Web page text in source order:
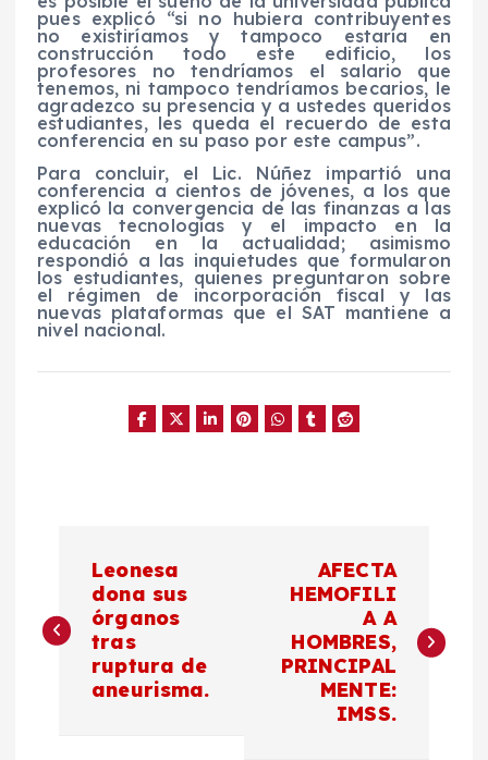
pues explicó “si no hubiera contribuyentes
no existiríamos y tampoco estaría en
construcción todo este edificio, los
profesores no tendríamos el salario que
tenemos, ni tampoco tendríamos becarios, le
agradezco su presencia y a ustedes queridos
estudiantes, les queda el recuerdo de esta
conferencia en su paso por este campus”.
Para concluir, el Lic. Núñez impartió una
conferencia a cientos de jóvenes, a los que
explicó la convergencia de las finanzas a las
nuevas tecnologías y el impacto en la
educación en la actualidad; asimismo
respondió a las inquietudes que formularon
los estudiantes, quienes preguntaron sobre
el régimen de incorporación fiscal y las
nuevas plataformas que el SAT mantiene a
nivel nacional.
a
v
Leonesa
dona sus
órganos
tras
ruptura de
aneurisma.
AFECTA
HEMOFILI
A A
HOMBRES,
PRINCIPAL
MENTE:
IMSS.